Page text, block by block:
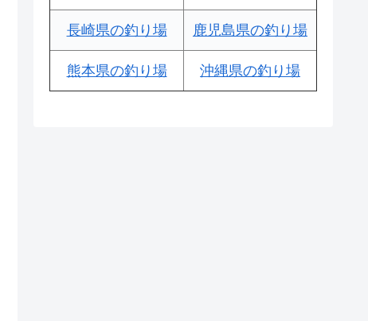
長崎県の釣り場 鹿児島県の釣り場
熊本県の釣り場 沖縄県の釣り場